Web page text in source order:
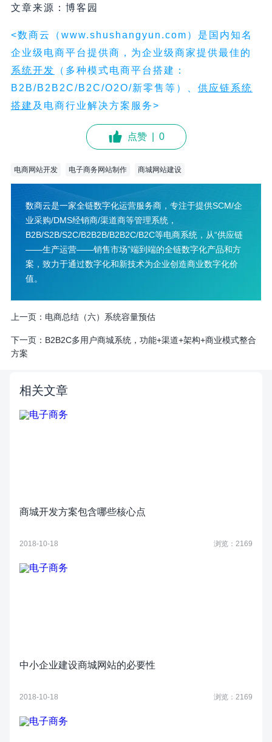
文章来源：博客园
<数商云（www.shushangyun.com）是国内知名
企业级电商平台提供商，为企业级商家提供最佳的
系统开发
（多种模式电商平台搭建：
B2B/B2B2C/B2C/O2O/新零售等）、 供应链系统
搭建 及电商行业解决方案服务>
点赞 0
电商网站开发 电子商务网站制作 商城网站建设
数商云是一家全链数字化运营服务商，专注于提供SCM/企
业采购/DMS经销商/渠道商等管理系统，
B2B/S2B/S2C/B2B2B/B2B2C/B2C等电商系统，从“供应链
——生产运营——销售市场”端到端的全链数字化产品和方
案，致力于通过数字化和新技术为企业创造商业数字化价
值。
上一页： 电商总结（六）系统容量预估
下一页： B2B2C多用户商城系统，功能+渠道+架构+商业模式整合
方案
相关文章
商城开发方案包含哪些核心点
2018-10-18 浏览：2169
中小企业建设商城网站的必要性
2018-10-18 浏览：2169